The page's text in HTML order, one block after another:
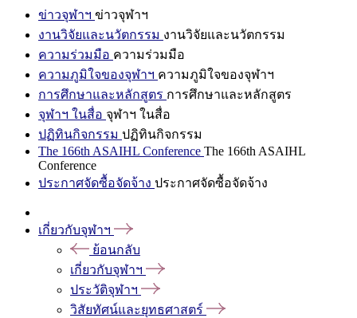
ข่าวจุฬาฯ ข่าวจุฬาฯ
งานวิจัยและนวัตกรรม งานวิจัยและนวัตกรรม
ความร่วมมือ ความร่วมมือ
ความภูมิใจของจุฬาฯ ความภูมิใจของจุฬาฯ
การศึกษาและหลักสูตร การศึกษาและหลักสูตร
จุฬาฯ ในสื่อ จุฬาฯ ในสื่อ
ปฏิทินกิจกรรม ปฏิทินกิจกรรม
The 166th ASAIHL Conference The 166th ASAIHL
Conference
ประกาศจัดซื้อจัดจ้าง ประกาศจัดซื้อจัดจ้าง
เกี่ยวกับจุฬาฯ
ย้อนกลับ
เกี่ยวกับจุฬาฯ
ประวัติจุฬาฯ
วิสัยทัศน์และยุทธศาสตร์